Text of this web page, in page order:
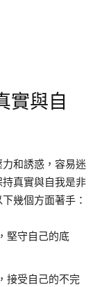
實與自
和誘惑，容易迷
真實與自我是非
幾個方面著手：
堅守自己的底
接受自己的不完